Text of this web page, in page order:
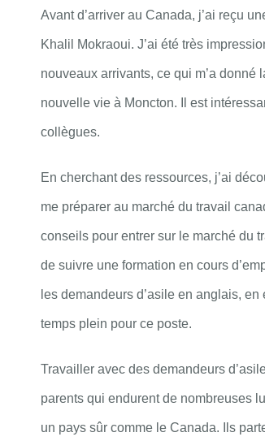
Avant d’arriver au Canada, j’ai reçu
Khalil Mokraoui. J’ai été très
nouveaux arrivants, ce qui m’a donné
nouvelle vie à Moncton. Il est
collègues.
En cherchant des ressources, j’ai
me préparer au marché du travail
conseils pour entrer sur le marché du
de suivre une formation en cours
les demandeurs d’asile en anglais,
temps plein pour ce poste.
Travailler avec des demandeurs
parents qui endurent de nombreuses
un pays sûr comme le Canada. Ils